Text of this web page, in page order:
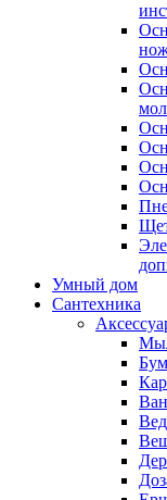
Умный дом
Сантехника